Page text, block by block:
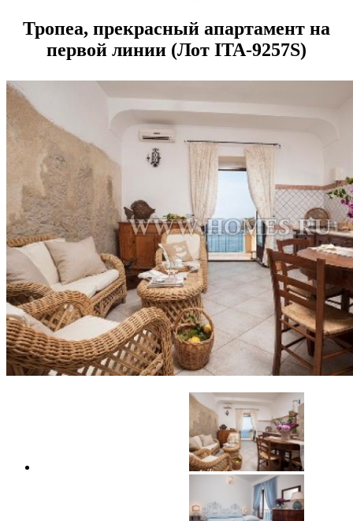
Тропеа, прекрасный апартамент на
первой линии (Лот ITA-9257S)